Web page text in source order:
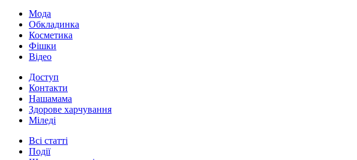
Мода
Обкладинка
Косметика
Фішки
Відео
Доступ
Контакти
Нашамама
Здорове харчування
Міледі
Всі статті
Події